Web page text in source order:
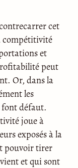
cet
compétitivité
et
peut
Or, dans la
les
font défaut.
joue à
exposés à la
pouvoir tirer
et qui sont